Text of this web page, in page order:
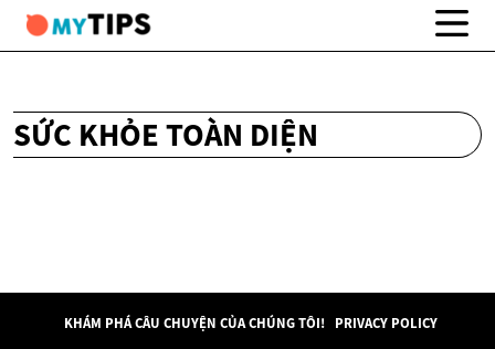
SỨC KHỎE TOÀN DIỆN
KHÁM PHÁ CÂU CHUYỆN CỦA CHÚNG TÔI! PRIVACY POLICY